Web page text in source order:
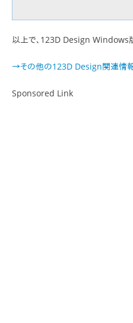
以上で、123D Design Windows
→その他の123D Design関連情
Sponsored Link